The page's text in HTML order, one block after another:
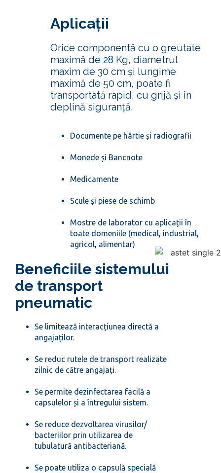
Aplicații
Orice componentă cu o greutate
maximă de 28 Kg, diametrul
maxim de 30 cm și lungime
maximă de 50 cm, poate fi
transportată rapid, cu grijă și în
deplină siguranță.
Documente pe hârtie și radiografii
Monede și Bancnote
Medicamente
Scule și piese de schimb
Mostre de laborator cu aplicații în
toate domeniile (medical, industrial,
agricol, alimentar)
Beneficiile sistemului
de transport
pneumatic
Se limitează interacțiunea directă a
angajaților.
Se reduc rutele de transport realizate
zilnic de către angajați.
Se permite dezinfectarea facilă a
capsulelor și a întregului sistem.
Se reduce dezvoltarea virusilor/
bacteriilor prin utilizarea de
tubulatură antibacteriană.
Se poate utiliza o capsulă specială